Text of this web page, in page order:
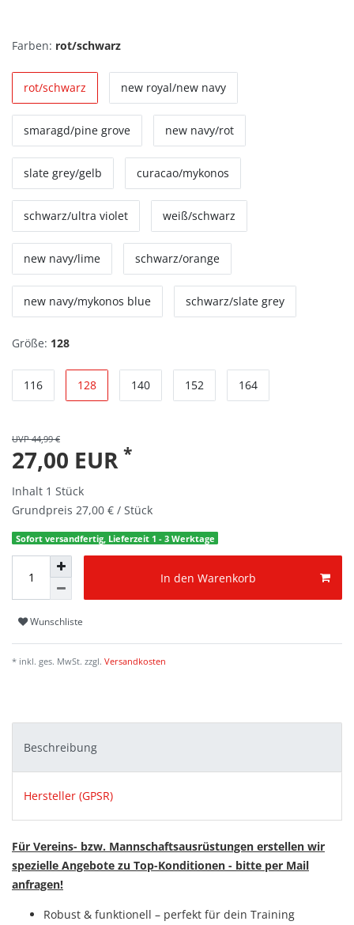
Farben: rot/schwarz
rot/schwarz new royal/new navy
smaragd/pine grove new navy/rot
slate grey/gelb curacao/mykonos
schwarz/ultra violet weiß/schwarz
new navy/lime schwarz/orange
new navy/mykonos blue schwarz/slate grey
Größe: 128
116 128 140 152 164
UVP 44,99 €
27,00 EUR *
Inhalt 1 Stück
Grundpreis 27,00 € / Stück
Sofort versandfertig, Lieferzeit 1 - 3 Werktage
In den Warenkorb
Wunschliste
* inkl. ges. MwSt. zzgl. Versandkosten
Beschreibung
Hersteller (GPSR)
Für Vereins- bzw. Mannschaftsausrüstungen erstellen wir
spezielle Angebote zu Top-Konditionen - bitte per Mail
anfragen!
Robust & funktionell – perfekt für dein Training